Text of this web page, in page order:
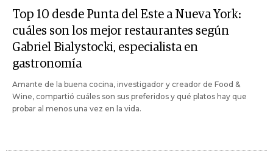
Top 10 desde Punta del Este a Nueva York:
cuáles son los mejor restaurantes según
Gabriel Bialystocki, especialista en
gastronomía
Amante de la buena cocina, investigador y creador de Food &
Wine, compartió cuáles son sus preferidos y qué platos hay que
probar al menos una vez en la vida.